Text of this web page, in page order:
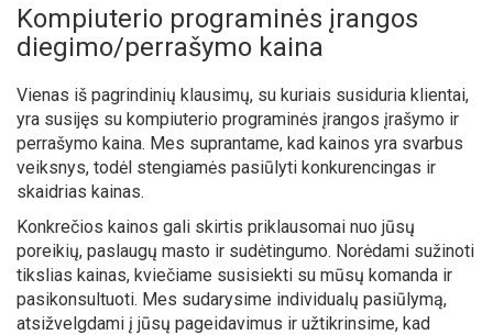
Kompiuterio programinės įrangos
diegimo/perrašymo kaina
Vienas iš pagrindinių klausimų, su kuriais susiduria klientai,
yra susijęs su kompiuterio programinės įrangos įrašymo ir
perrašymo kaina. Mes suprantame, kad kainos yra svarbus
veiksnys, todėl stengiamės pasiūlyti konkurencingas ir
skaidrias kainas.
Konkrečios kainos gali skirtis priklausomai nuo jūsų
poreikių, paslaugų masto ir sudėtingumo. Norėdami sužinoti
tikslias kainas, kviečiame susisiekti su mūsų komanda ir
pasikonsultuoti. Mes sudarysime individualų pasiūlymą,
atsižvelgdami į jūsų pageidavimus ir užtikrinsime, kad